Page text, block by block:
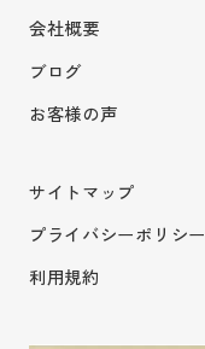
会社概要
ブログ
お客様の声
サイトマップ
プライバシーポリシー
利用規約